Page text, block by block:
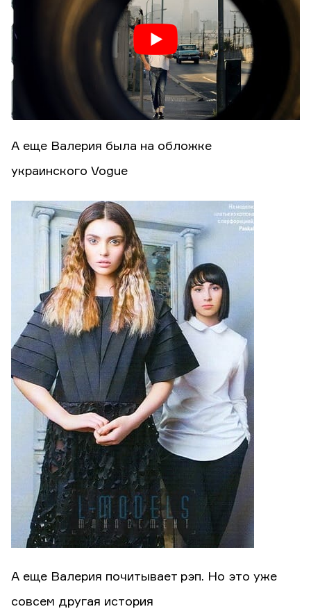
А еще Валерия была на обложке
украинского Vogue
А еще Валерия почитывает рэп. Но это уже
совсем другая история